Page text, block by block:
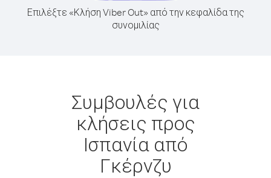
Επιλέξτε «Κλήση Viber Out» από την κεφαλίδα της
συνομιλίας
Συμβουλές για
κλήσεις προς
Ισπανία από
Γκέρνζυ